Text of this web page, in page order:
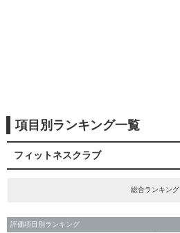
項目別ランキング一覧
フィットネスクラブ
総合ランキング
評価項目別ランキング